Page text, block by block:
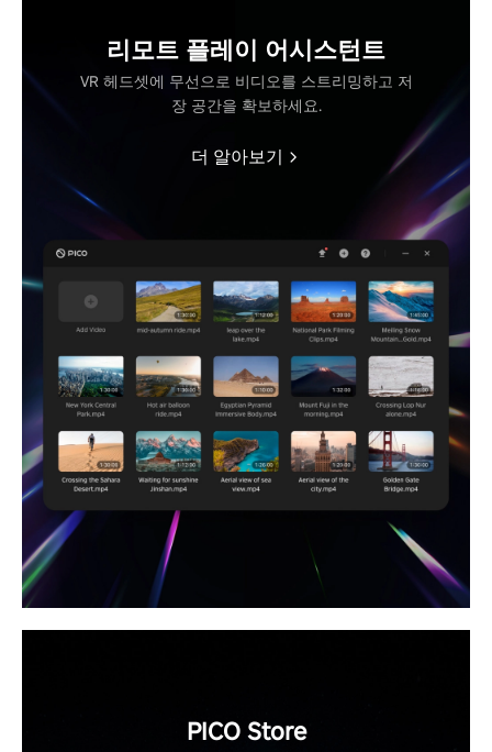
리모트 플레이 어시스턴트
VR 헤드셋에 무선으로 비디오를 스트리밍하고 저
장 공간을 확보하세요.
더 알아보기
PICO Store